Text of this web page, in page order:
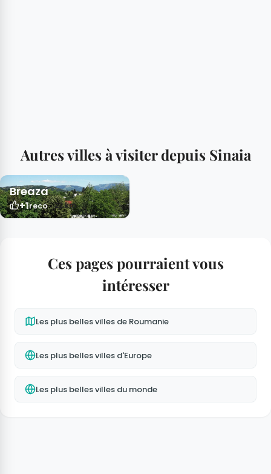
Autres villes à visiter depuis Sinaia
Breaza
+1reco 22 km
Ces pages pourraient vous
intéresser
Les plus belles villes de Roumanie
Les plus belles villes d'Europe
Les plus belles villes du monde